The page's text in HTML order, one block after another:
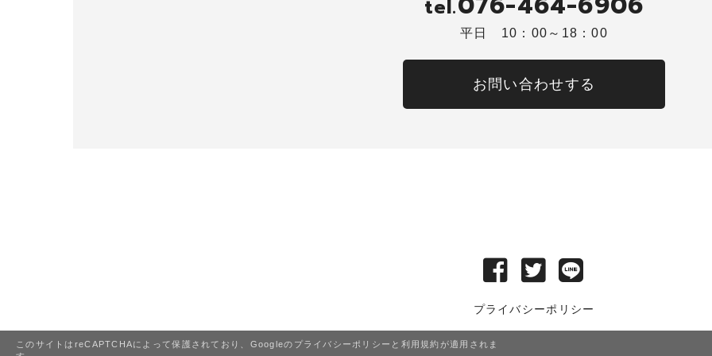
tel.
平日 10：00～18：00
お問い合わせする
プライバシーポリシー
このサイトはreCAPTCHAによって保護されており、Googleの プライバシーポリシー と 利用規約が適用されま